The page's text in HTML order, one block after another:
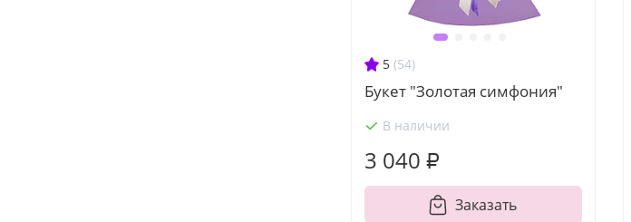
5 (54)
Букет "Золотая симфония"
В наличии
3 040 ₽
Заказать